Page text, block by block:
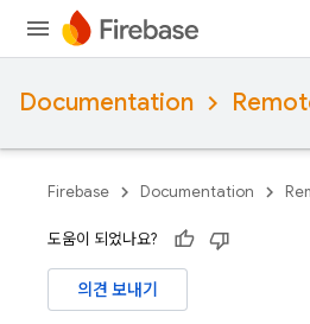
Documentation
Firebase Documentation
도움이 되었나요?
의견 보내기